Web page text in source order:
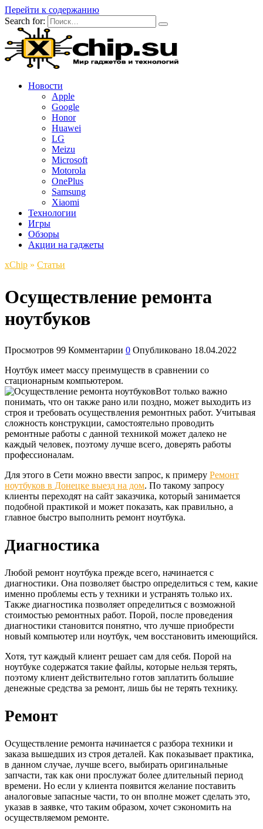
Перейти к содержанию
Search for:
Новости
Apple
Google
Honor
Huawei
LG
Meizu
Microsoft
Motorola
OnePlus
Samsung
Xiaomi
Технологии
Игры
Обзоры
Акции на гаджеты
xСhip » Статьи
Осуществление ремонта
ноутбуков
Просмотров 99 Комментарии 0 Опубликовано 18.04.2022
Ноутбук имеет массу преимуществ в сравнении со
стационарным компьютером.
Вот только важно
понимать, что он также рано или поздно, может выходить из
строя и требовать осуществления ремонтных работ. Учитывая
сложность конструкции, самостоятельно проводить
ремонтные работы с данной техникой может далеко не
каждый человек, поэтому лучше всего, доверять работы
профессионалам.
Для этого в Сети можно ввести запрос, к примеру Ремонт
ноутбуков в Донецке выезд на дом. По такому запросу
клиенты переходят на сайт заказчика, который занимается
подобной практикой и может показать, как правильно, а
главное быстро выполнить ремонт ноутбука.
Диагностика
Любой ремонт ноутбука прежде всего, начинается с
диагностики. Она позволяет быстро определиться с тем, какие
именно проблемы есть у техники и устранять только их.
Также диагностика позволяет определиться с возможной
стоимостью ремонтных работ. Порой, после проведения
диагностики становится понятно, что лучше приобрести
новый компьютер или ноутбук, чем восстановить имеющийся.
Хотя, тут каждый клиент решает сам для себя. Порой на
ноутбуке содержатся такие файлы, которые нельзя терять,
поэтому клиент действительно готов заплатить большие
денежные средства за ремонт, лишь бы не терять технику.
Ремонт
Осуществление ремонта начинается с разбора техники и
заказа вышедших из строя деталей. Как показывает практика,
в данном случае, лучше всего, выбирать оригинальные
запчасти, так как они прослужат более длительный период
времени. Но если у клиента появится желание поставить
аналоговые запасные части, то он вполне может сделать это,
указав в заявке, что таким образом, хочет сэкономить на
осуществляемом ремонте.